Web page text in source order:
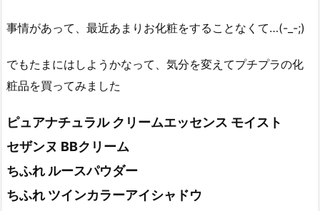
事情があって、最近あまりお化粧をすることなくて…(-_-;)
でもたまにはしようかなって、気分を変えてプチプラの化
粧品を買ってみました
ピュアナチュラル クリームエッセンス モイスト
セザンヌ BBクリーム
ちふれ ルースパウダー
ちふれ ツインカラーアイシャドウ